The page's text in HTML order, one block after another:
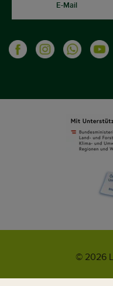
E-Mail
© 2026
Impressum AGB